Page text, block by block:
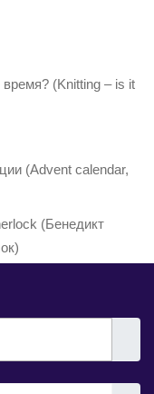
(Knitting – is it
(Advent calendar,
(Бенедикт